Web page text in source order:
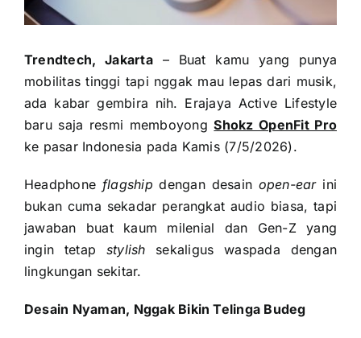
Trendtech, Jakarta– Buat kamu yang punya
mobilitas tinggi tapi nggak mau lepas dari musik,
ada kabar gembira nih. Erajaya Active Lifestyle
baru saja resmi memboyongShokz OpenFit Pro
ke pasar Indonesia pada Kamis (7/5/2026).
Headphone flagship dengan desain open-earini
bukan cuma sekadar perangkat audio biasa, tapi
jawaban buat kaum milenial dan Gen-Z yang
ingin tetap stylish sekaligus waspada dengan
lingkungan sekitar.
Desain Nyaman, Nggak Bikin Telinga Budeg